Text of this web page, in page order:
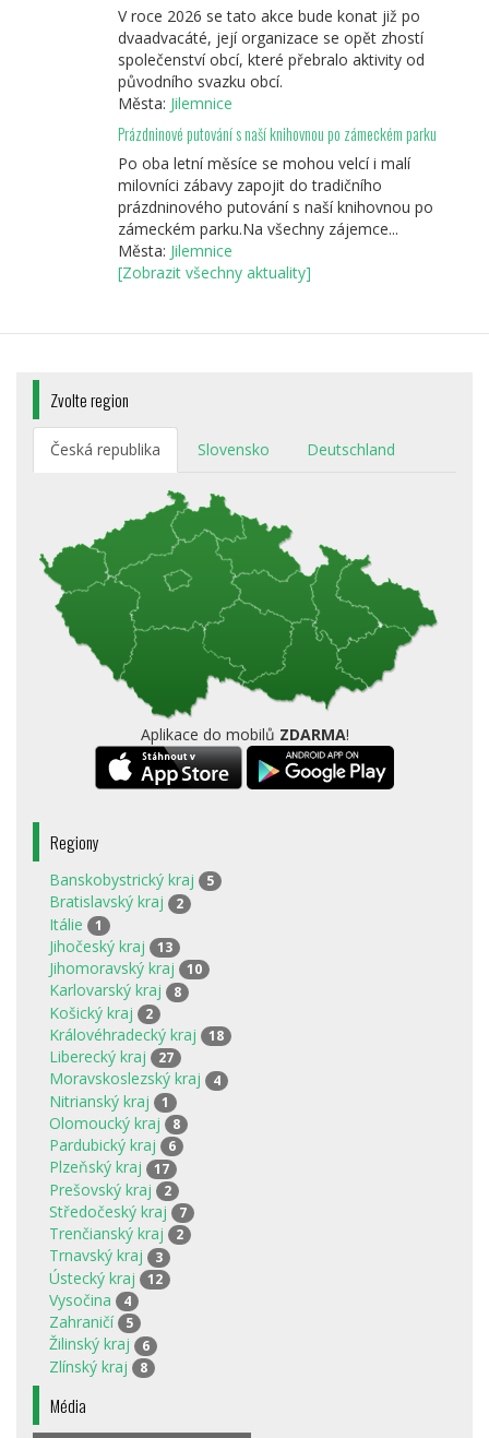
V roce 2026 se tato akce bude konat již po
dvaadvacáté, její organizace se opět zhostí
společenství obcí, které přebralo aktivity od
původního svazku obcí.
Města: Jilemnice
Prázdninové putování s naší knihovnou po zámeckém parku
Po oba letní měsíce se mohou velcí i malí
milovníci zábavy zapojit do tradičního
prázdninového putování s naší knihovnou po
zámeckém parku.Na všechny zájemce...
Města: Jilemnice
[Zobrazit všechny aktuality]
Zvolte region
Česká republika Slovensko Deutschland
Aplikace do mobilů ZDARMA!
Regiony
Banskobystrický kraj 5
Bratislavský kraj 2
Itálie 1
Jihočeský kraj 13
Jihomoravský kraj 10
Karlovarský kraj 8
Košický kraj 2
Královéhradecký kraj 18
Liberecký kraj 27
Moravskoslezský kraj 4
Nitrianský kraj 1
Olomoucký kraj 8
Pardubický kraj 6
Plzeňský kraj 17
Prešovský kraj 2
Středočeský kraj 7
Trenčianský kraj 2
Trnavský kraj 3
Ústecký kraj 12
Vysočina 4
Zahraničí 5
Žilinský kraj 6
Zlínský kraj 8
Média